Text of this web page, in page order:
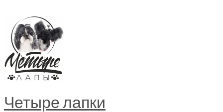
содержимому
Четыре лапки